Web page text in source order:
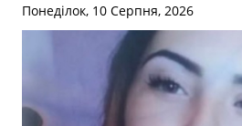
Понеділок, 10 Серпня, 2026